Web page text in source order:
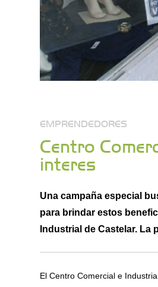
EMPRENDEDORES
Centro
interes
Una campaña especial
para brindar estos
Industrial de Castelar. La
El Centro Comercial e